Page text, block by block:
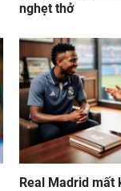
nghẹt thở
Real Madrid mất